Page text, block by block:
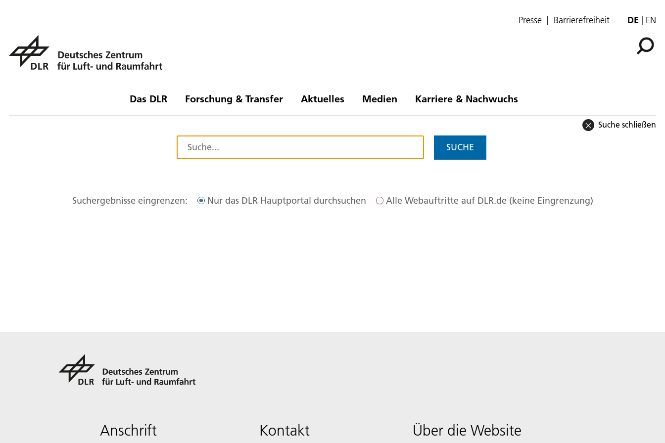
Presse Barrierefreiheit DE EN
Das DLR Forschung & Transfer Aktuelles Medien Karriere & Nachwuchs
Suche schließen
SUCHE
Suchergebnisse eingrenzen: Nur das DLR Hauptportal durchsuchen Alle Webauftritte auf DLR.de (keine Eingrenzung)
Anschrift Kontakt Über die Website